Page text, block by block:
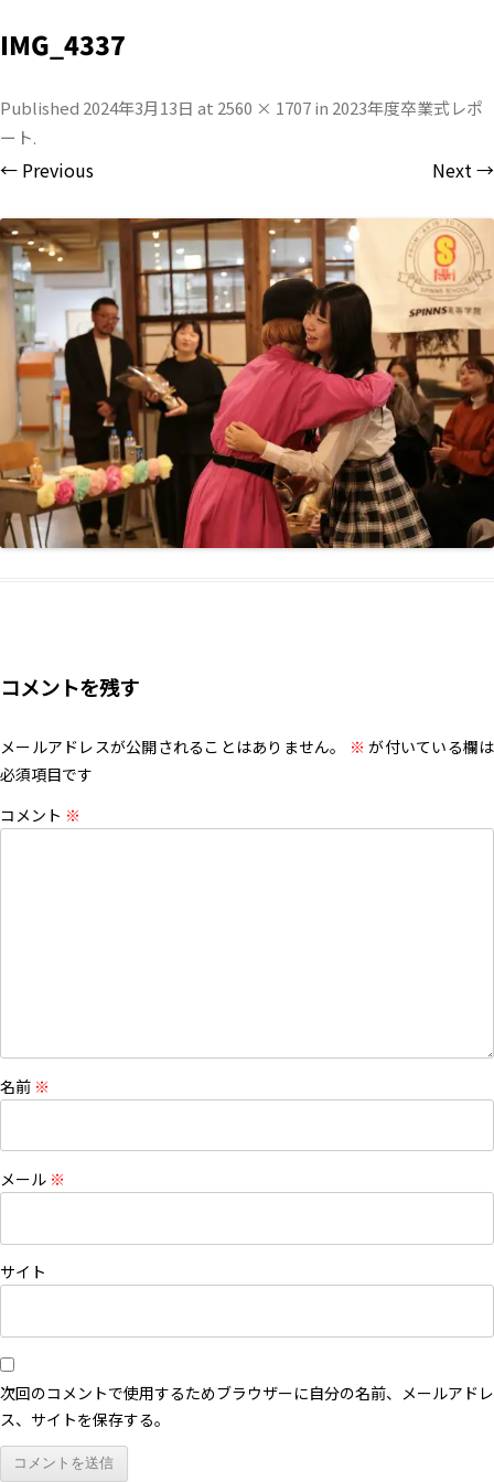
IMG_4337
Published 2024年3月13日 at 2560 × 1707in 2023年度卒業式レポ
ート.
← Previous Next →
コメントを残す
メールアドレスが公開されることはありません。 ※ が付いている欄は
必須項目です
コメント ※
名前 ※
メール ※
サイト
次回のコメントで使用するためブラウザーに自分の名前、メールアドレ
ス、サイトを保存する。